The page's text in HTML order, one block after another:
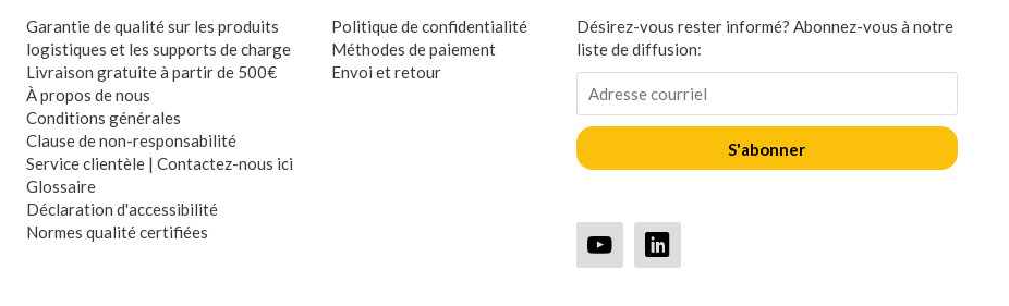
Garantie de qualité sur les produits
logistiques et les supports de charge
Livraison gratuite à partir de 500€
À propos de nous
Conditions générales
Clause de non-responsabilité
Service clientèle | Contactez-nous ici
Glossaire
Déclaration d'accessibilité
Normes qualité certifiées
Politique de confidentialité
Méthodes de paiement
Envoi et retour
Désirez-vous rester informé? Abonnez-vous à notre
liste de diffusion:
S'abonner